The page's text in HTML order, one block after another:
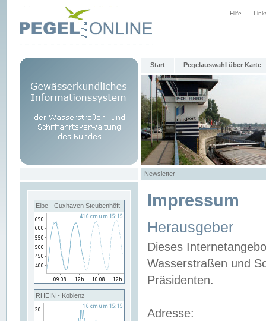
Hilfe
Start Pegelauswahl über Karte
Newsletter
Elbe - Cuxhaven Steubenhöft
RHEIN - Koblenz
Impressum
Herausgeber
Dieses
Wasserstraßen und
Präsidenten.
Adresse: